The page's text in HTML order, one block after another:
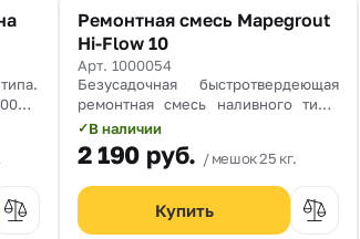
Ремонтная смесь Mapegrout
Hi-Flow 10
Арт. 1000054
Безусадочная быстротвердеющая
ремонтная смесь наливного типа,
содержащая полимерную фибру,
предназначенная для ремонта
бетонных и железобетонных
конструкций. Максимальный размер
заполнителя 10 мм. Толщина
заливки от 40 до 200 мм
✓В наличии
2 190 руб. мешок 25 кг.